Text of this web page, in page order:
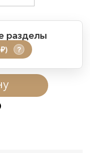
разделы
руб.) ?
00:01
23:59